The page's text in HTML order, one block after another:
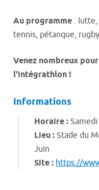
Au programme :
tennis, pétanque,
Venez nombreux
l'intégrathlon !
Informations
Horaire :
Lieu : Stade du
Juin
Site : https://